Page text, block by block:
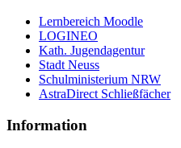
Lernbereich Moodle
LOGINEO
Kath. Jugendagentur
Stadt Neuss
Schulministerium NRW
AstraDirect Schließfächer
Information